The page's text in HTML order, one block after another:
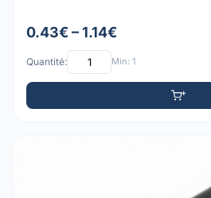
0.43€ – 1.14€
Quantité: Min: 1